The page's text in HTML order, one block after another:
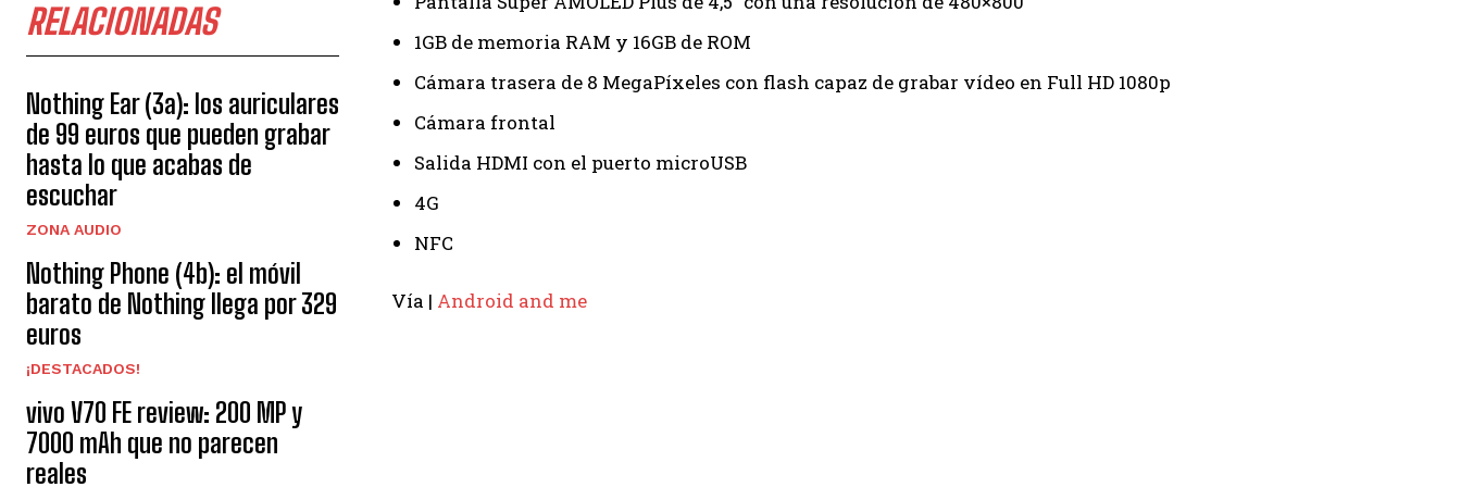
RELACIONADAS
Nothing Ear (3a): los auriculares
de 99 euros que pueden grabar
hasta lo que acabas de
escuchar
ZONA AUDIO
Nothing Phone (4b): el móvil
barato de Nothing llega por 329
euros
¡DESTACADOS!
vivo V70 FE review: 200 MP y
7000 mAh que no parecen
reales
1GB de memoria RAM y 16GB de ROM
Cámara trasera de 8 MegaPíxeles con flash capaz de grabar vídeo en Full HD 1080p
Cámara frontal
Salida HDMI con el puerto microUSB
4G
NFC
Vía | Android and me